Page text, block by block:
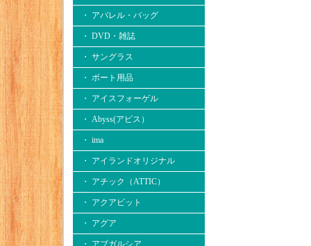
・ アパレル・バッグ
・ DVD・雑誌
・ サングラス
・ ボート用品
・ アイスフォーゲル
・ Abyss(アビス）
・ ima
・ アイランドオリジナル
・ アチック（ATTIC）
・ アクアビット
・ アグア
・ アブガルシア